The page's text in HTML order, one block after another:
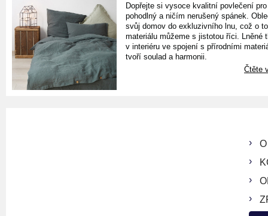
Dopřejte si vysoce kvalitní povlečení pro
pohodlný a ničím nerušený spánek.
svůj domov do exkluzivního lnu, což o
materiálu můžeme s jistotou říci. Lněné
v interiéru ve spojení s přírodními
tvoří soulad a harmonii.
Čtěte